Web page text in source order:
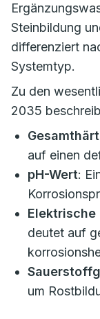
Steinbildung
differenziert
Systemtyp.
Zu den
2035
auf einen
pH-Wert:
deutet auf
um